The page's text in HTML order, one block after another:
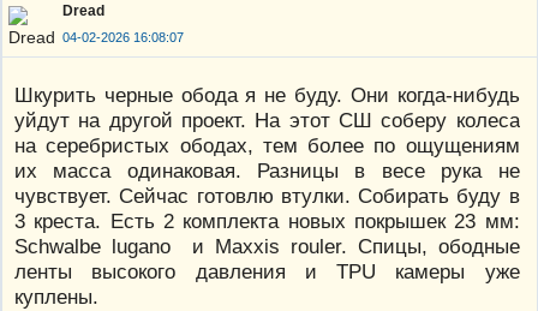
Dread
04-02-2026 16:08:07
Шкурить черные обода я не буду. Они когда-нибудь
уйдут на другой проект. На этот СШ соберу колеса
на серебристых ободах, тем более по ощущениям
их масса одинаковая. Разницы в весе рука не
чувствует. Сейчас готовлю втулки. Собирать буду в
3 креста. Есть 2 комплекта новых покрышек 23 мм:
Schwalbe lugano и Maxxis rouler. Спицы, ободные
ленты высокого давления и TPU камеры уже
куплены.